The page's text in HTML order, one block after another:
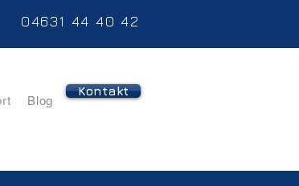
04631 44 40 42
Blog
Kontakt